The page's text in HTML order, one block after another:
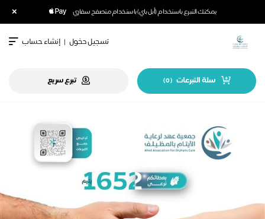
يمكنك التبرع باستخدام (أبل باي) باستخدام متصفح سفاري ×
تسجيل دخول | إنشاء حساب
سلة التبرعات (
0
) تبرع سريع